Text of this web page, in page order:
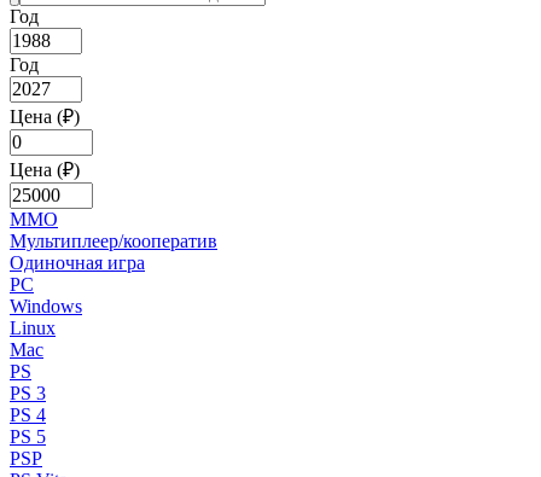
Год
Год
Цена (₽)
Цена (₽)
MMO
Мультиплеер/кооператив
Одиночная игра
PC
Windows
Linux
Mac
PS
PS 3
PS 4
PS 5
PSP